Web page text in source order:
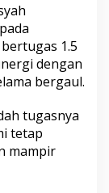
1.5
dengan
bergaul.
tugasnya
tetap
mampir